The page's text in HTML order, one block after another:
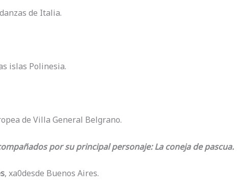
de Italia.
islas Polinesia.
de Villa General Belgrano.
por su principal personaje: La coneja de pascua.
, xa0desde Buenos Aires.